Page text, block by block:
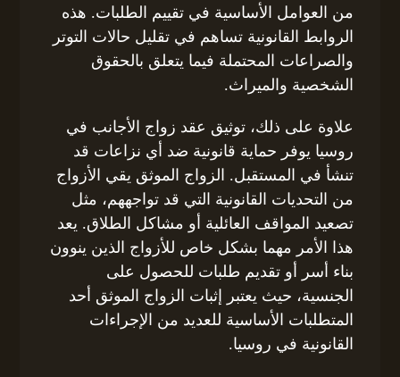
من العوامل الأساسية في تقييم الطلبات. هذه
الروابط القانونية تساهم في تقليل حالات التوتر
والصراعات المحتملة فيما يتعلق بالحقوق
الشخصية والميراث.
علاوة على ذلك، توثيق عقد زواج الأجانب في
روسيا يوفر حماية قانونية ضد أي نزاعات قد
تنشأ في المستقبل. الزواج الموثق يقي الأزواج
من التحديات القانونية التي قد تواجههم، مثل
تصعيد المواقف العائلية أو مشاكل الطلاق. يعد
هذا الأمر مهما بشكل خاص للأزواج الذين ينوون
بناء أسر أو تقديم طلبات للحصول على
الجنسية، حيث يعتبر إثبات الزواج الموثق أحد
المتطلبات الأساسية للعديد من الإجراءات
القانونية في روسيا.